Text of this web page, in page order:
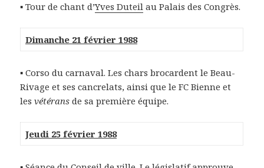
▪ Tour de chant d’Yves Duteil au Palais des Congrès.
Dimanche 21 février 1988
▪ Corso du carnaval. Les chars brocardent le Beau-
Rivage et ses cancrelats, ainsi que le FC Bienne et
lesvétérans de sa première équipe.
Jeudi 25 février 1988